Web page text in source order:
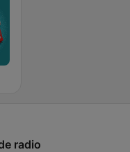
radio